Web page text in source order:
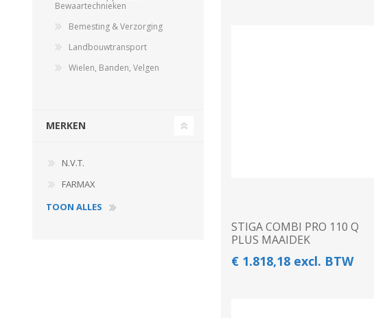
STIGA COMBI PRO 110 Q
PLUS MAAIDEK
€ 1.818,18 excl. BTW
Bewaartechnieken
Bemesting & Verzorging
Landbouwtransport
Wielen, Banden, Velgen
MERKEN
N.V.T.
FARMAX
TOON ALLES